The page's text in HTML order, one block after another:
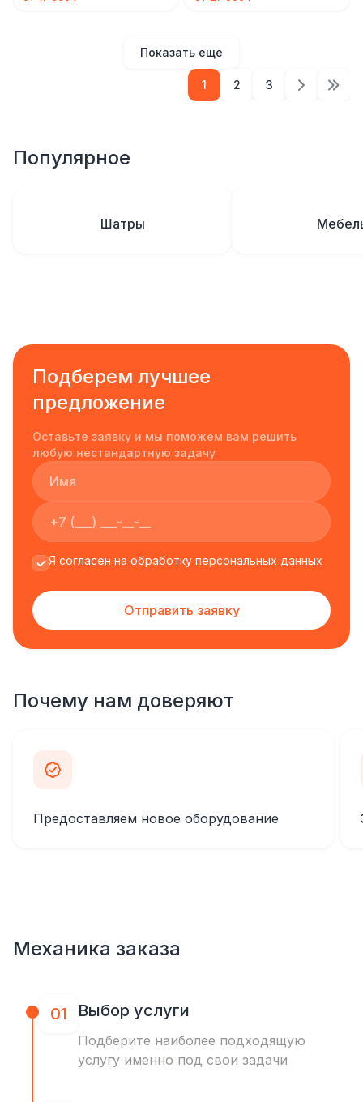
Показать еще
1 2 3
Популярное
Шатры
Подберем лучшее
предложение
Оставьте заявку и мы поможем вам решить
любую нестандартную задачу
Я согласен на обработку персональных данных
Отправить заявку
Почему нам доверяют
Предоставляем новое оборудование
Механика заказа
01 Выбор услуги
Подберите наиболее подходящую
услугу именно под свои задачи